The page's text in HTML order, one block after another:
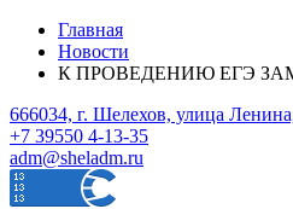
Главная
Новости
К ПРОВЕДЕНИЮ ЕГЭ
666034, г. Шелехов, улица
+7 39550 4-13-35
adm@sheladm.ru